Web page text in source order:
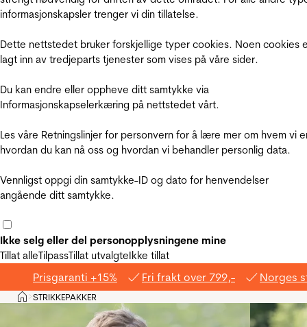
informasjonskapsler trenger vi din tillatelse.
Dette nettstedet bruker forskjellige typer cookies. Noen cookies
lagt inn av tredjeparts tjenester som vises på våre sider.
Du kan endre eller oppheve ditt samtykke via
Informasjonskapselerkæring på nettstedet vårt.
Les våre Retningslinjer for personvern for å lære mer om hvem vi
hvordan du kan nå oss og hvordan vi behandler personlig data.
Vennligst oppgi din samtykke-ID og dato for henvendelser
angående ditt samtykke.
Ikke selg eller del personopplysningene mine
Tillat alleTilpassTillat utvalgteIkke tillat
Prisgaranti +15% Fri frakt over 799,- Norges
Hjem
>STRIKKEPAKKER